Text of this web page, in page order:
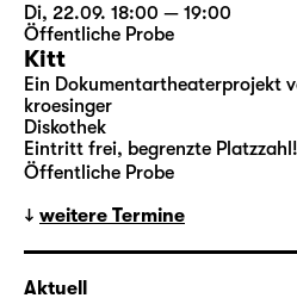
Di, 22.09. 18:00 — 19:00
Öffentliche Probe
Kitt
Ein Dokumentartheaterprojekt
kroesinger
Diskothek
Eintritt frei, begrenzte Platzzahl!
Öffentliche Probe
weitere Termine
Aktuell